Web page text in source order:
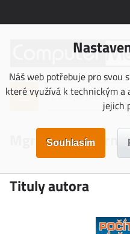
Náš web potřebuje pro svou
které využívá k technickým a
jejich
Mgr. Ivona Spurná
Tituly autora